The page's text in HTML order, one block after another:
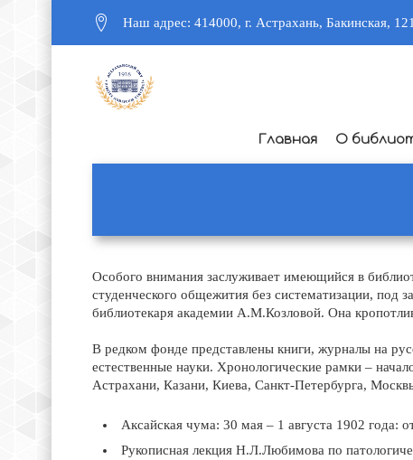
Наш адрес: 414000, г. Астрахань, Бакинская,
Главная О
Особого внимания заслуживает имеющийся в
студенческого общежития без систематизации, под
библиотекаря академии А.М.Козловой. Она
В редком фонде представлены книги, журналы на
естественные науки. Хронологические рамки –
Астрахани, Казани, Киева, Санкт-Петербурга,
Аксайская чума: 30 мая – 1 августа 1902
Рукописная лекция Н.Л.Любимова по